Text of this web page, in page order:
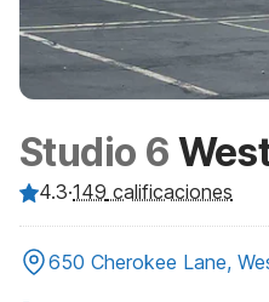
Studio 6
4.3·149 calificaciones
650 Cherokee Lane,